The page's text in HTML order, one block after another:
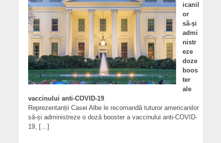
icanil
or
să-și
admi
nistr
eze
doze
boos
ter
ale
vaccinului anti-COVID-19
Reprezentanții Casei Albe le recomandă tuturor americanilor
să-și administreze o doză booster a vaccinului anti-COVID-
19, […]